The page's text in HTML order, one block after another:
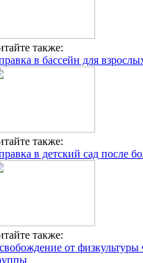
также:
в бассейн для
также:
в детский сад после
также:
от физкультуры